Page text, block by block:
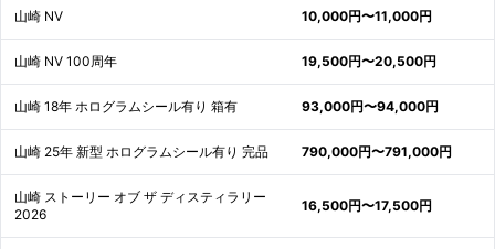
山崎 NV 10,000円〜11,000円
山崎 NV 100周年 19,500円〜20,500円
山崎 18年 ホログラムシール有り 箱有 93,000円〜94,000円
山崎 25年 新型 ホログラムシール有り 完品 790,000円〜791,000円
山崎 ストーリー オブ ザ ディスティラリー
2026
16,500円〜17,500円